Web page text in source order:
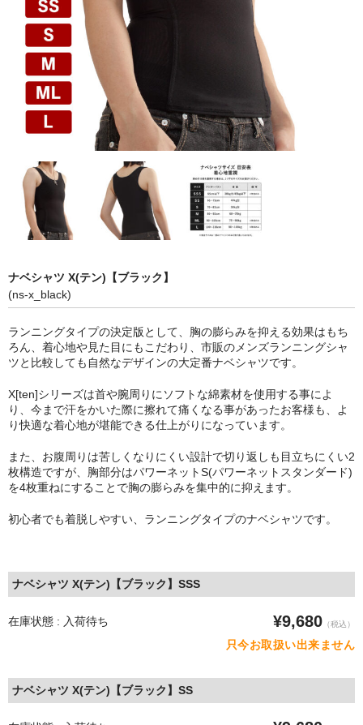
ナベシャツ X(テン)【ブラック】
(ns-x_black)
ランニングタイプの決定版として、胸の膨らみを抑える効果はもち
ろん、着心地や見た目にもこだわり、市販のメンズランニングシャ
ツと比較しても自然なデザインの大定番ナベシャツです。
X[ten]シリーズは首や腕周りにソフトな綿素材を使用する事によ
り、今まで汗をかいた際に擦れて痛くなる事があったお客様も、よ
り快適な着心地が堪能できる仕上がりになっています。
また、お腹周りは苦しくなりにくい設計で切り返しも目立ちにくい2
枚構造ですが、胸部分はパワーネットS(パワーネットスタンダード)
を4枚重ねにすることで胸の膨らみを集中的に抑えます。
初心者でも着脱しやすい、ランニングタイプのナベシャツです。
ナベシャツ X(テン)【ブラック】SSS
在庫状態 : 入荷待ち ¥9,680 （税込）
只今お取扱い出来ません
ナベシャツ X(テン)【ブラック】SS